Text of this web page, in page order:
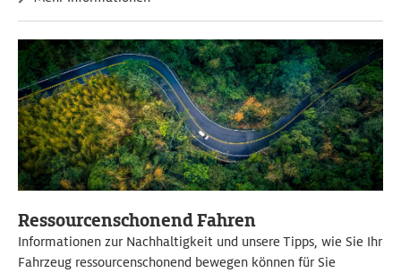
Ressourcenschonend Fahren
Informationen zur Nachhaltigkeit und unsere Tipps, wie Sie Ihr
Fahrzeug ressourcenschonend bewegen können für Sie